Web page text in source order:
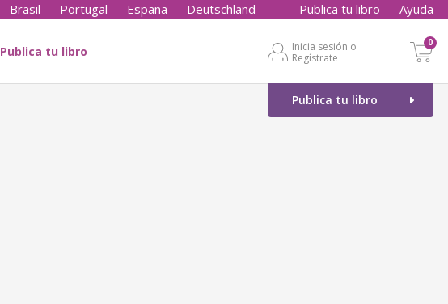
Brasil Portugal España Deutschland - Publica tu libro Ayuda
Publica tu libro
Inicia sesión o
Regístrate
0
Publica tu libro